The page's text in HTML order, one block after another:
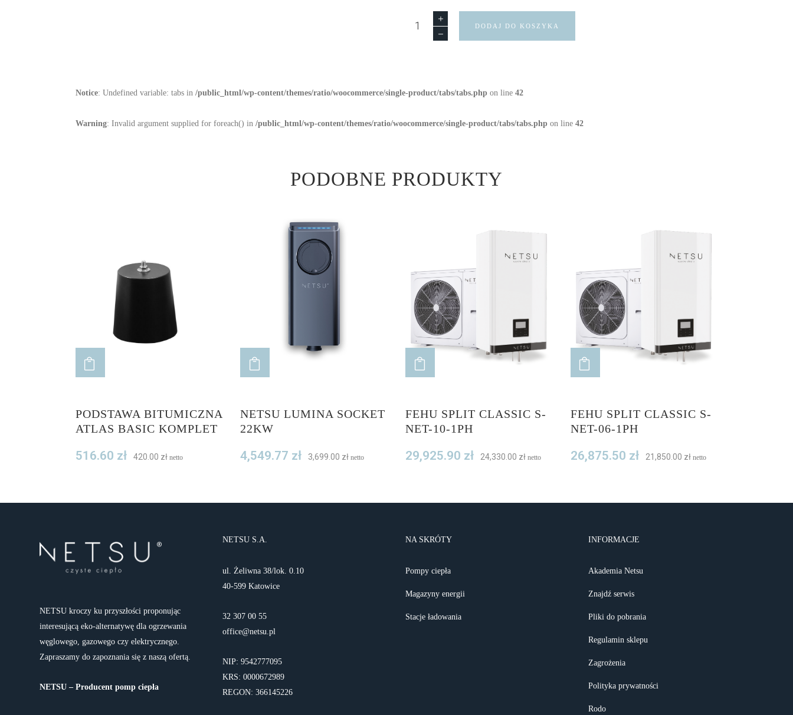
DODAJ DO KOSZYKA
Notice: Undefined variable: tabs in /public_html/wp-content/themes/ratio/woocommerce/single-product/tabs/tabs.phpon line 42
Warning: Invalid argument supplied for foreach() in /public_html/wp-content/themes/ratio/woocommerce/single-product/tabs/tabs.phpon line 42
PODOBNE PRODUKTY
PODSTAWA BITUMICZNA
ATLAS BASIC KOMPLET
516.60 zł 420.00 złnetto
NETSU LUMINA SOCKET
22KW
4,549.77 zł 3,699.00 zł netto
ADD TO CART
FEHU SPLIT CLASSIC S-
NET-10-1PH
29,925.90 zł 24,330.00 zł netto
ADD TO CART
FEHU SPLIT CLASSIC S-
NET-06-1PH
26,875.50 zł 21,850.00 złnetto
NETSU kroczy ku przyszłości proponując
interesującą eko-alternatywę dla ogrzewania
węglowego, gazowego czy elektrycznego.
Zapraszamy do zapoznania się z naszą ofertą.
NETSU – Producent pomp ciepła
NETSU S.A.
ul. Żeliwna 38/lok. 0.10
40-599 Katowice
32 307 00 55
office@netsu.pl
NIP: 9542777095
KRS: 0000672989
REGON: 366145226
NA SKRÓTY
Pompy ciepła
Magazyny energii
Stacje ładowania
INFORMACJE
Akademia Netsu
Znajdź serwis
Pliki do pobrania
Regulamin sklepu
Zagrożenia
Polityka prywatności
Rodo